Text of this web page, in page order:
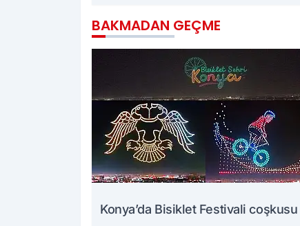
BAKMADAN GEÇME
Konya’da Bisiklet Festivali coşkusu